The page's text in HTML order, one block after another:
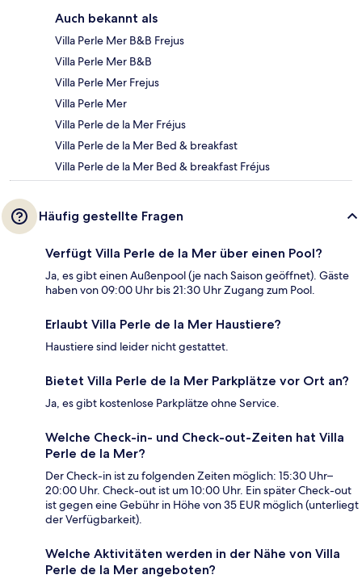
Auch bekannt als
Villa Perle Mer B&B Frejus
Villa Perle Mer B&B
Villa Perle Mer Frejus
Villa Perle Mer
Villa Perle de la Mer Fréjus
Villa Perle de la Mer Bed & breakfast
Villa Perle de la Mer Bed & breakfast Fréjus
Häufig gestellte Fragen
Verfügt Villa Perle de la Mer über einen Pool?
Ja, es gibt einen Außenpool (je nach Saison geöffnet). Gäste
haben von 09:00 Uhr bis 21:30 Uhr Zugang zum Pool.
Erlaubt Villa Perle de la Mer Haustiere?
Haustiere sind leider nicht gestattet.
Bietet Villa Perle de la Mer Parkplätze vor Ort an?
Ja, es gibt kostenlose Parkplätze ohne Service.
Welche Check-in- und Check-out-Zeiten hat Villa
Perle de la Mer?
Der Check-in ist zu folgenden Zeiten möglich: 15:30 Uhr–
20:00 Uhr. Check-out ist um 10:00 Uhr. Ein später Check-out
ist gegen eine Gebühr in Höhe von 35 EUR möglich (unterliegt
der Verfügbarkeit).
Welche Aktivitäten werden in der Nähe von Villa
Perle de la Mer angeboten?